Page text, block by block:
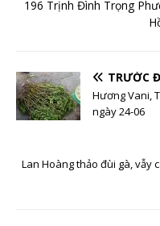
196 Trịnh Đình Trọng
TRƯỚC
Hương Vani,
ngày 24-06
Lan Hoàng thảo đùi gà, vẫy